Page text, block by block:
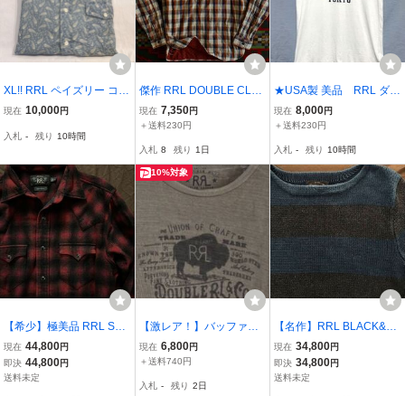
XL!! RRL ペイズリー コッ
トン シャツ ダブルアール
irt DOUBLE RL バンダナ
ren ポロ
現在 10,000円
入札 - 残り 10時間
傑作 RRL DOUBLE CLOT
H PULLOVER WORK SHI
RTS “S” 100年前の生地
ジ シャツ
現在 7,350円
＋送料230円
入札 8 残り 1日
★USA製 美品 RRL ダブ
ルアールエル 東京店限
定 U.S.AIR FORCE ロゴ
ワイト M
現在 8,000円
＋送料230円
入札 - 残り 10時間
【希少】極美品 RRL SHA
DOW OMBRE WESTERN
SHIRTS ダブルアールエ
ル シャドーチェック オン
現在 44,800円
即決 44,800円
送料未定
10%対象
【激レア！】バッファロ
ー RRL Ralph Lauren ダ
ブルアールエル 長袖カッ
現在 6,800円
＋送料740円
入札 - 残り 2日
【名作】RRL BLACK&BL
UE INDIGO BOATNECK
SWEATER ダブルアール
エル インディゴ ボーダー
現在 34,800円
即決 34,800円
送料未定